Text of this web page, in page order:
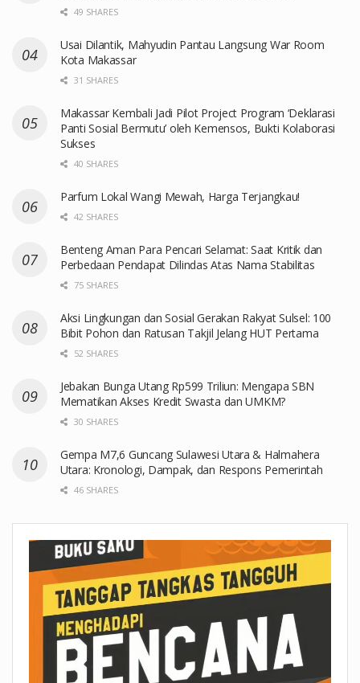
49 SHARES
Usai Dilantik, Mahyudin Pantau Langsung War Room
Kota Makassar
31 SHARES
Makassar Kembali Jadi Pilot Project Program ‘Deklarasi
Panti Sosial Bermutu’ oleh Kemensos, Bukti Kolaborasi
Sukses
40 SHARES
Parfum Lokal Wangi Mewah, Harga Terjangkau!
42 SHARES
Benteng Aman Para Pencari Selamat: Saat Kritik dan
Perbedaan Pendapat Dilindas Atas Nama Stabilitas
75 SHARES
Aksi Lingkungan dan Sosial Gerakan Rakyat Sulsel: 100
Bibit Pohon dan Ratusan Takjil Jelang HUT Pertama
52 SHARES
Jebakan Bunga Utang Rp599 Triliun: Mengapa SBN
Mematikan Akses Kredit Swasta dan UMKM?
30 SHARES
Gempa M7,6 Guncang Sulawesi Utara & Halmahera
Utara: Kronologi, Dampak, dan Respons Pemerintah
46 SHARES